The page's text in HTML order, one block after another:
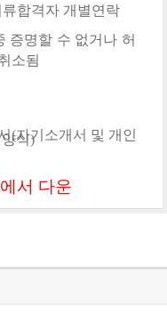
류합격자 개별연락
증명할 수 없거나 허
소됨
(자기소개서 및 개인
식)
서 다운